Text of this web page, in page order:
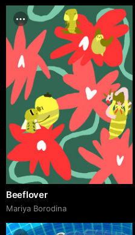
Beeflover
Mariya Borodina